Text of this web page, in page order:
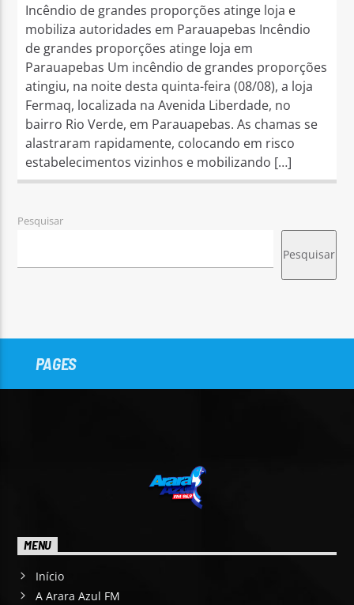
Incêndio de grandes proporções atinge loja e
mobiliza autoridades em Parauapebas Incêndio
de grandes proporções atinge loja em
Parauapebas Um incêndio de grandes proporções
atingiu, na noite desta quinta-feira (08/08), a loja
Fermaq, localizada na Avenida Liberdade, no
bairro Rio Verde, em Parauapebas. As chamas se
alastraram rapidamente, colocando em risco
estabelecimentos vizinhos e mobilizando […]
Pesquisar
Pesquisar
PAGES
MENU
Início
A Arara Azul FM